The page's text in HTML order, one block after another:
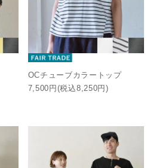
OCチューブカラートップ
7,500円(税込8,250円)